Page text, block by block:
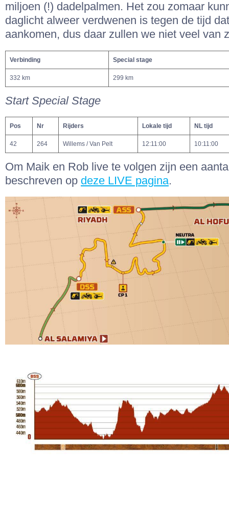
miljoen (!) dadelpalmen. Het zou zomaar
daglicht alweer verdwenen is tegen de tijd
aankomen, dus daar zullen we niet veel van
Verbinding Special stage
332 km 299 km
Start Special Stage
Pos Nr Rijders Lokale tijd NL tijd
42 264 Willems / Van Pelt 12:11:00 10:11:00
Om Maik en Rob live te volgen zijn een
beschreven op deze LIVE pagina.